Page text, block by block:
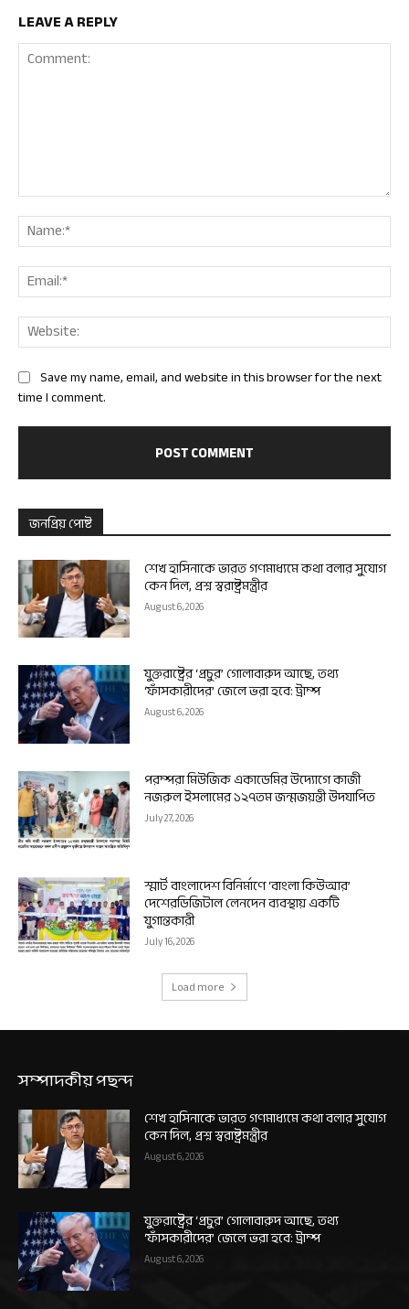
LEAVE A REPLY
Comment:
Save my name, email, and website in this browser for the next
time I comment.
জনপ্রিয় পোষ্ট
শেখ হাসিনাকে ভারত গণমাধ্যমে কথা বলার সুযোগ
কেন দিল, প্রশ্ন স্বরাষ্ট্রমন্ত্রীর
August 6, 2026
যুক্তরাষ্ট্রের ‘প্রচুর’ গোলাবারুদ আছে, তথ্য
‘ফাঁসকারীদের’ জেলে ভরা হবে: ট্রাম্প
August 6, 2026
পরম্পরা মিউজিক একাডেমির উদ্যোগে কাজী
নজরুল ইসলামের ১২৭তম জন্মজয়ন্তী উদযাপিত
July 27, 2026
স্মার্ট বাংলাদেশ বিনির্মাণে ‘বাংলা কিউআর’
দেশেরডিজিটাল লেনদেন ব্যবস্থায় একটি
যুগান্তকারী
July 16, 2026
Load more
সম্পাদকীয় পছন্দ
শেখ হাসিনাকে ভারত গণমাধ্যমে কথা বলার সুযোগ
কেন দিল, প্রশ্ন স্বরাষ্ট্রমন্ত্রীর
August 6, 2026
যুক্তরাষ্ট্রের ‘প্রচুর’ গোলাবারুদ আছে, তথ্য
‘ফাঁসকারীদের’ জেলে ভরা হবে: ট্রাম্প
August 6, 2026